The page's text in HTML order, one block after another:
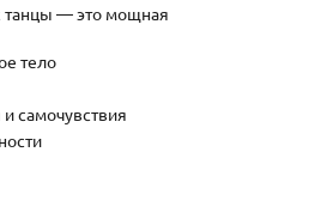
танцы — это мощная
тело
самочувствия